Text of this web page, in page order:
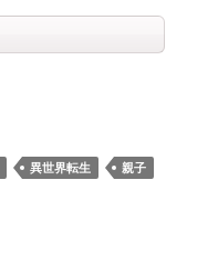
異世界転生
親子